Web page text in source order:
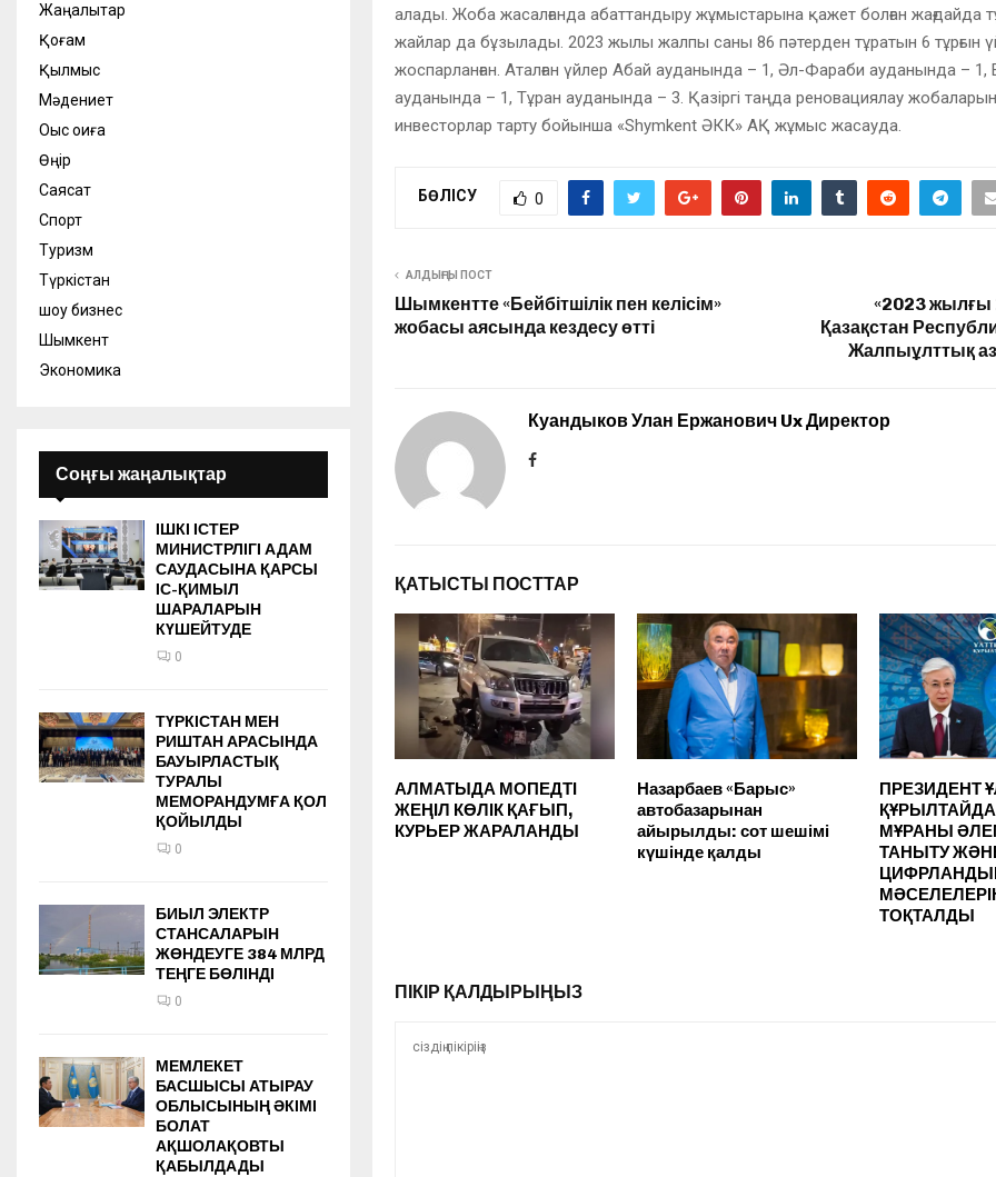
алады. Жоба жасалғанда абаттандыру жұмыстарына қажет болған жағдайда
жайлар да бұзылады. 2023 жылы жалпы саны 86 пәтерден тұратын 6 тұрғын
жоспарланған. Аталған үйлер Абай ауданында – 1, Әл-Фараби ауданында – 1,
ауданында – 1, Тұран ауданында – 3. Қазіргі таңда реновациялау
инвесторлар тарту бойынша «Shymkent ӘКК» АҚ жұмыс жасауда.
БӨЛІСУ 0
АЛДЫҢҒЫ ПОСТ
Шымкентте «Бейбітшілік пен келісім»
жобасы аясында кездесу өтті
«2023
Қазақстан
Жалпыұлттық
Куандыков Улан Ержанович Ux Директор
ҚАТЫСТЫ ПОСТТАР
АЛМАТЫДА МОПЕДТІ
ЖЕҢІЛ КӨЛІК ҚАҒЫП,
КУРЬЕР ЖАРАЛАНДЫ
Назарбаев «Барыс»
автобазарынан
айырылды: сот шешімі
күшінде қалды
ПРЕЗИДЕНТ
МҰРАНЫ
ТАНЫТУ
ТОҚТАЛДЫ
ПІКІР ҚАЛДЫРЫҢЫЗ
Жаңалықтар
Қоғам
Қылмыс
Мәдениет
Оқыс оқиға
Өңір
Саясат
Спорт
Туризм
Түркістан
шоу бизнес
Шымкент
Экономика
Соңғы жаңалықтар
ІШКІ ІСТЕР
МИНИСТРЛІГІ АДАМ
САУДАСЫНА ҚАРСЫ
ІС-ҚИМЫЛ
ШАРАЛАРЫН
КҮШЕЙТУДЕ
0
ТҮРКІСТАН МЕН
РИШТАН АРАСЫНДА
БАУЫРЛАСТЫҚ
ТУРАЛЫ
МЕМОРАНДУМҒА ҚОЛ
ҚОЙЫЛДЫ
0
БИЫЛ ЭЛЕКТР
СТАНСАЛАРЫН
ЖӨНДЕУГЕ 384 МЛРД
ТЕҢГЕ БӨЛІНДІ
0
МЕМЛЕКЕТ
БАСШЫСЫ АТЫРАУ
ОБЛЫСЫНЫҢ ӘКІМІ
БОЛАТ
АҚШОЛАҚОВТЫ
ҚАБЫЛДАДЫ